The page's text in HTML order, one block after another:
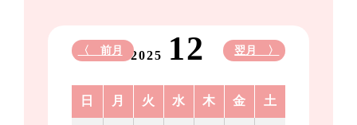
2025 12
〈 前月 翌月 〉
日 月 火 水 木 金 土